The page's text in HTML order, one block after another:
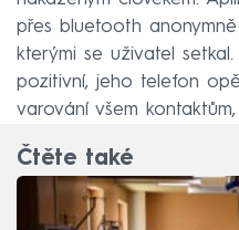
přes bluetooth
kterými se uživatel
pozitivní, jeho telefon
varování všem
Čtěte také